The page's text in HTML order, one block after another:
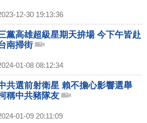
12-30 19:13:36
黨高雄超級星期天拚場 今下午皆赴
南掃街
01-08 08:12:34
共選前射衛星 賴不擔心影響選舉
稱中共豬隊友
01-09 20:11:09